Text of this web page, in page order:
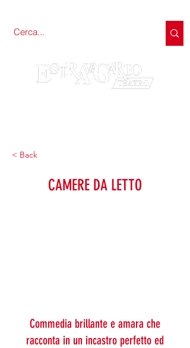
< Back
CAMERE DA LETTO
Commedia brillante e amara che
racconta in un incastro perfetto ed